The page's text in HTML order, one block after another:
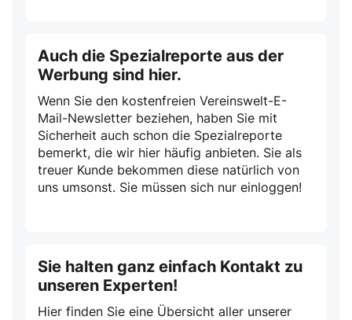
Auch die Spezialreporte aus der
Werbung sind hier.
Wenn Sie den kostenfreien Vereinswelt-E-
Mail-Newsletter beziehen, haben Sie mit
Sicherheit auch schon die Spezialreporte
bemerkt, die wir hier häufig anbieten. Sie als
treuer Kunde bekommen diese natürlich von
uns umsonst. Sie müssen sich nur einloggen!
Sie halten ganz einfach Kontakt zu
unseren Experten!
Hier finden Sie eine Übersicht aller unserer